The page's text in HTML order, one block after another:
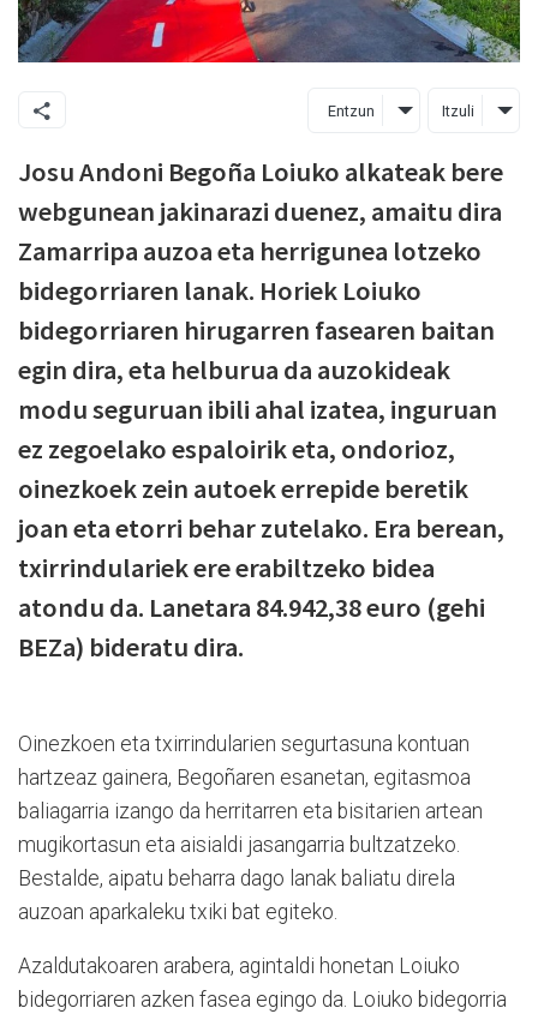
Entzun Itzuli
Josu Andoni Begoña Loiuko alkateak bere
webgunean jakinarazi duenez, amaitu dira
Zamarripa auzoa eta herrigunea lotzeko
bidegorriaren lanak. Horiek Loiuko
bidegorriaren hirugarren fasearen baitan
egin dira, eta helburua da auzokideak
modu seguruan ibili ahal izatea, inguruan
ez zegoelako espaloirik eta, ondorioz,
oinezkoek zein autoek errepide beretik
joan eta etorri behar zutelako. Era berean,
txirrindulariek ere erabiltzeko bidea
atondu da. Lanetara 84.942,38 euro (gehi
BEZa) bideratu dira.
Oinezkoen eta txirrindularien segurtasuna kontuan
hartzeaz gainera, Begoñaren esanetan, egitasmoa
baliagarria izango da herritarren eta bisitarien artean
mugikortasun eta aisialdi jasangarria bultzatzeko.
Bestalde, aipatu beharra dago lanak baliatu direla
auzoan aparkaleku txiki bat egiteko.
Azaldutakoaren arabera, agintaldi honetan Loiuko
bidegorriaren azken fasea egingo da. Loiuko bidegorria